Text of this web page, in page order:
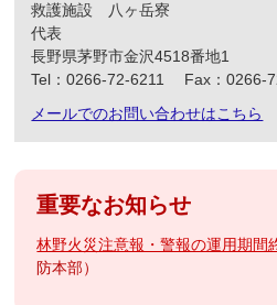
救護施設 八ヶ岳寮
代表
長野県茅野市金沢4518番地1
Tel：0266-72-6211
Fax：0266-
メールでのお問い合わせはこちら
重要なお知らせ
林野火災注意報・警報の運用期間
防本部